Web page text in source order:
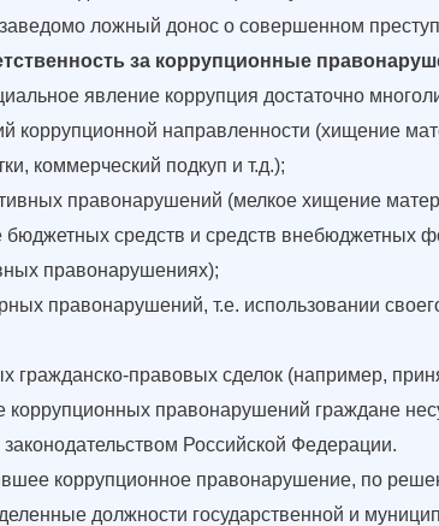
ложный донос о совершенном
за коррупционные
явление коррупция достаточно
коррупционной направленности (хищение
коммерческий подкуп и т.д.);
правонарушений (мелкое хищение
бюджетных средств и средств внебюджетных
правонарушениях);
правонарушений, т.е. использовании
правовых сделок (например,
правонарушений граждане
законодательством Российской Федерации.
коррупционное правонарушение, по
должности государственной и